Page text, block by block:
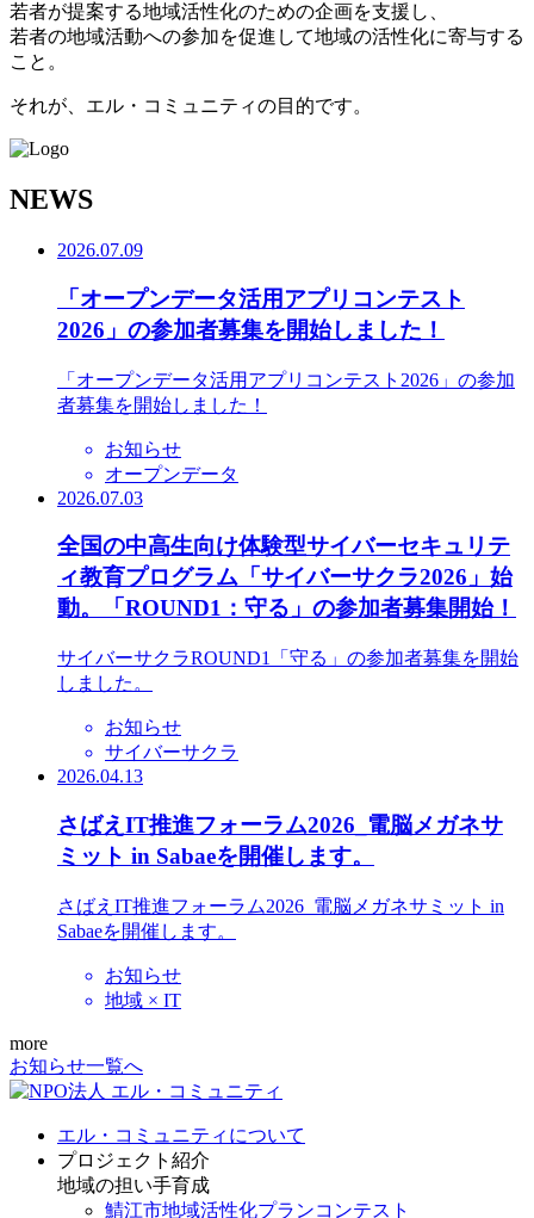
若者が提案する地域活性化のための企画を支援し、
若者の地域活動への参加を促進して地域の活性化に寄与する
こと。
それが、エル・コミュニティの目的です。
NEWS
2026.07.09
「オープンデータ活用アプリコンテスト
2026」の参加者募集を開始しました！
「オープンデータ活用アプリコンテスト2026」の参加
者募集を開始しました！
お知らせ
オープンデータ
2026.07.03
全国の中高生向け体験型サイバーセキュリテ
ィ教育プログラム「サイバーサクラ2026」始
動。「ROUND1：守る」の参加者募集開始！
サイバーサクラROUND1「守る」の参加者募集を開始
しました。
お知らせ
サイバーサクラ
2026.04.13
さばえIT推進フォーラム2026_電脳メガネサ
ミット in Sabaeを開催します。
さばえIT推進フォーラム2026_電脳メガネサミット in
Sabaeを開催します。
お知らせ
地域 × IT
more
お知らせ一覧へ
エル・コミュニティについて
プロジェクト紹介
地域の担い手育成
鯖江市地域活性化プランコンテスト